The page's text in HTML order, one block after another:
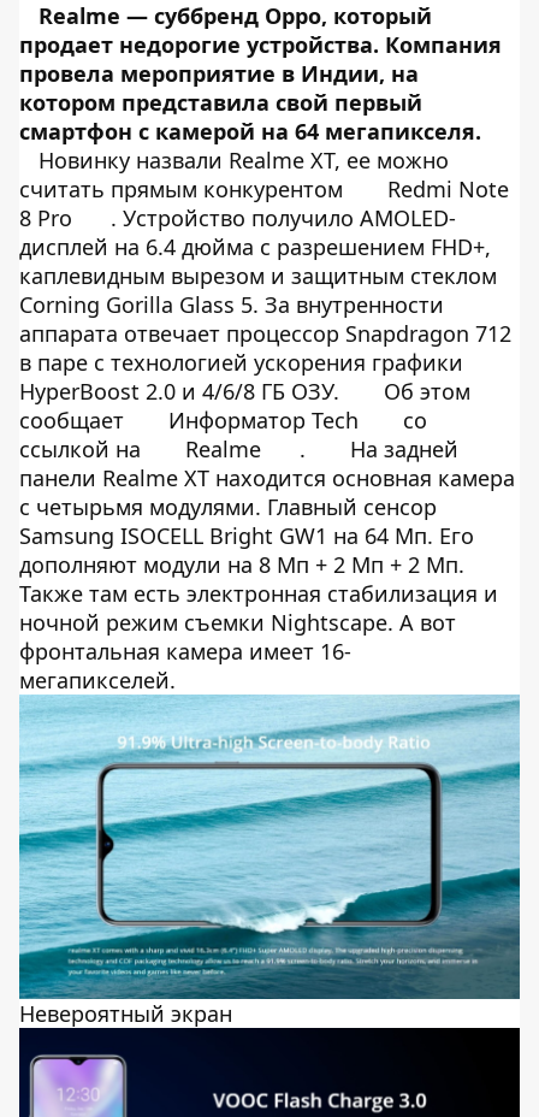
Realme — суббренд Oppo, который
продает недорогие устройства. Компания
провела мероприятие в Индии, на
котором представила свой первый
смартфон с камерой на 64 мегапикселя.
Новинку назвали Realme XT, ее можно
считать прямым конкурентом
Redmi Note
8 Pro
. Устройство получило AMOLED-
дисплей на 6.4 дюйма с разрешением FHD+,
каплевидным вырезом и защитным стеклом
Corning Gorilla Glass 5. За внутренности
аппарата отвечает процессор Snapdragon 712
в паре с технологией ускорения графики
HyperBoost 2.0 и 4/6/8 ГБ ОЗУ.
Об этом
сообщает
Информатор Tech
со
ссылкой на
Realme .
На задней
панели Realme XT находится основная камера
с четырьмя модулями. Главный сенсор
Samsung ISOCELL Bright GW1 на 64 Мп. Его
дополняют модули на 8 Мп + 2 Мп + 2 Мп.
Также там есть электронная стабилизация и
ночной режим съемки Nightscape. А вот
фронтальная камера имеет 16-
мегапикселей.
Невероятный экран